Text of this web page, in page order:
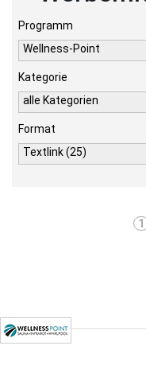
Programm
Wellness-Point
Kategorie
alle Kategorien
Format
Textlink (25)
1